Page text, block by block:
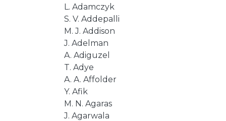
L. Adamczyk
S. V. Addepalli
M. J. Addison
J. Adelman
A. Adiguzel
T. Adye
A. A. Affolder
Y. Afik
M. N. Agaras
J. Agarwala